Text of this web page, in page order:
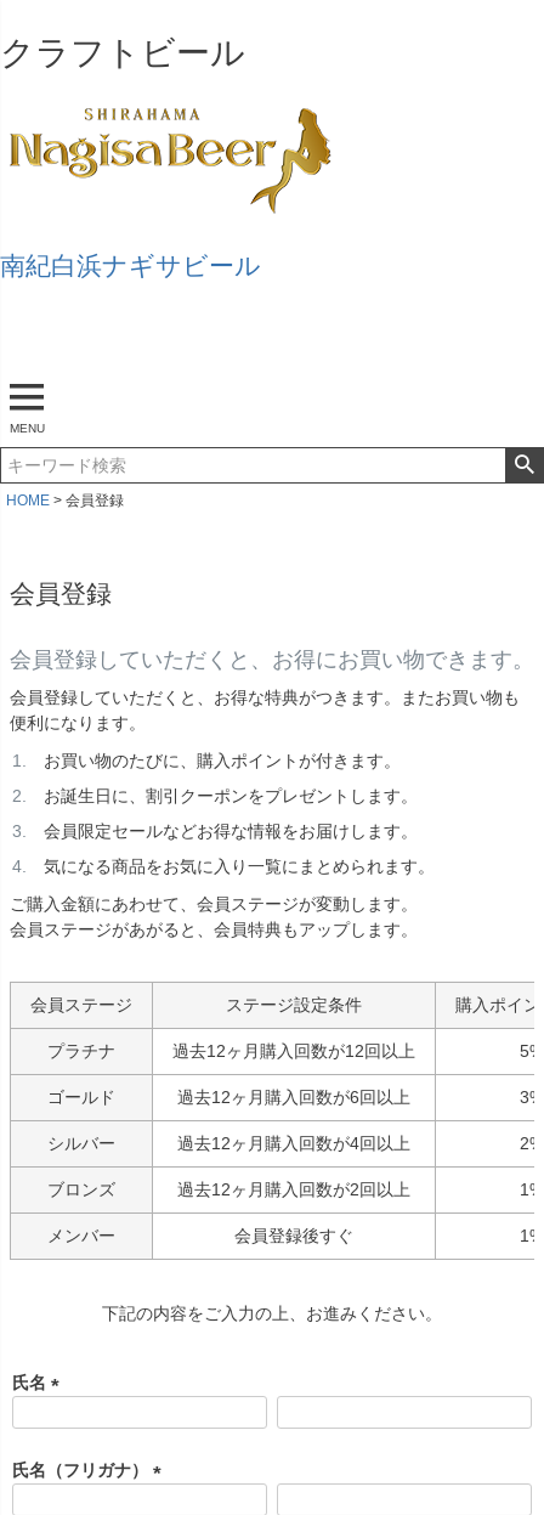
クラフトビール
南紀白浜ナギサビール
MENU
HOME 会員登録
会員登録
会員登録していただくと、お得にお買い物できます。
会員登録していただくと、お得な特典がつきます。またお買い物も
便利になります。
お買い物のたびに、購入ポイントが付きます。
お誕生日に、割引クーポンをプレゼントします。
会員限定セールなどお得な情報をお届けします。
気になる商品をお気に入り一覧にまとめられます。
ご購入金額にあわせて、会員ステージが変動します。
会員ステージがあがると、会員特典もアップします。
会員ステージ ステージ設定条件 購入ポイ
プラチナ 過去12ヶ月購入回数が12回以上 5%
ゴールド 過去12ヶ月購入回数が6回以上 3%
シルバー 過去12ヶ月購入回数が4回以上 2%
ブロンズ 過去12ヶ月購入回数が2回以上 1%
メンバー 会員登録後すぐ 1%
下記の内容をご入力の上、お進みください。
氏名
須
)
氏名（フリガナ）